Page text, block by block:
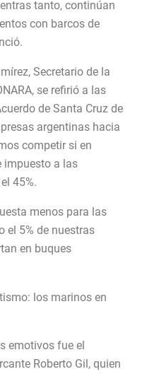
tanto, continúan
con barcos de
Secretario de la
se refirió a las
de Santa Cruz de
argentinas hacia
competir si en
impuesto a las
45%.
menos para las
el 5% de nuestras
en buques
los marinos en
emotivos fue el
Roberto Gil, quien